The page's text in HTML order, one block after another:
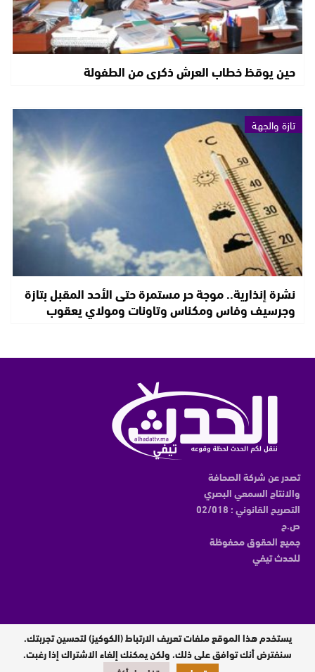
حين يوقظ خطاب العرش ذكرى من الطفولة
تازة والجهة
نشرة إنذارية.. موجة حر مستمرة حتى الأحد المقبل بتازة
وجرسيف وفاس ومكناس وتاونات ومولاي يعقوب
تصدر عن شركة الصحافة
والانتاج السمعي البصري
التصريح القانوني : 02/018
ص.ح
جميع الحقوق محفوظة
للحدث تيفي
مدير النشر : عبدالقادر الوالي
يستخدم هذا الموقع ملفات تعريف الارتباط (الكوكيز) لتحسين تجربتك.
سنفترض أنك توافق على ذلك، ولكن يمكنك إلغاء الاشتراك إذا رغبت.